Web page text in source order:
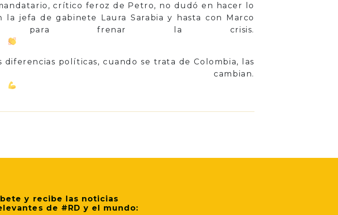
crítico feroz de Petro, no dudó en hacer lo
la jefa de gabinete Laura Sarabia y hasta con Marco
frenar la crisis.
políticas, cuando se trata de Colombia, las
cambian.
y recibe las noticias
de #RD y el mundo: